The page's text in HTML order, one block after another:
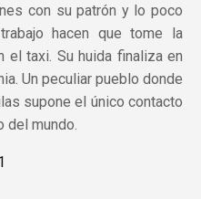
con su patrón y lo poco
hacen que tome la
el taxi. Su huida finaliza en
Un peculiar pueblo donde
supone el único contacto
mundo.